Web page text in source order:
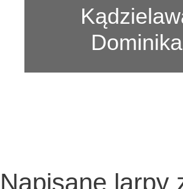
Dominika
Napisane larpy